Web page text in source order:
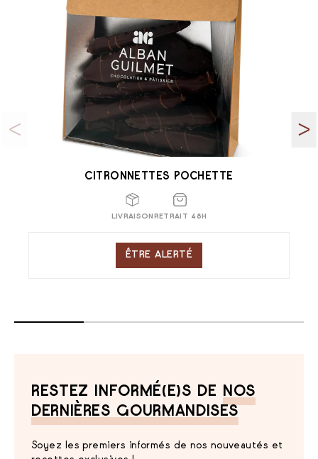
CITRONNETTES POCHETTE
LIVRAISON RETRAIT 48H
ÊTRE ALERTÉ
RESTEZ INFORMÉ(E)S DE
NOS
DERNIÈRES GOURMANDISES
Soyez les premiers informés de nos nouveautés et